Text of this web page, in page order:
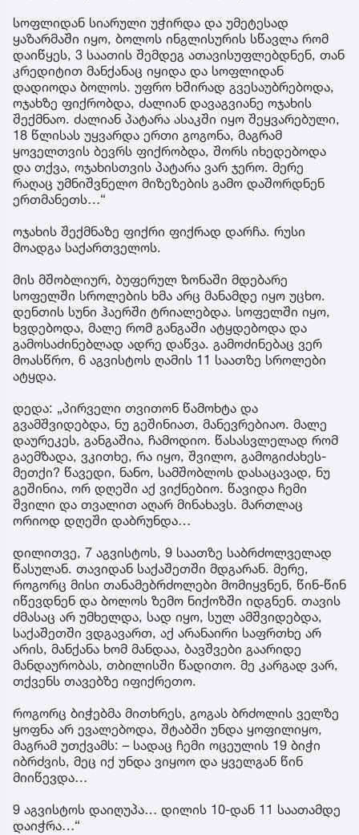
სოფლიდან სიარული უჭირდა და უმეტესად
ყაზარმაში იყო, ბოლოს ინგლისურის სწავლა რომ
დაიწყეს, 3 საათის შემდეგ ათავისუფლებდნენ, თან
კრედიტით მანქანაც იყიდა და სოფლიდან
დადიოდა ბოლოს. უფრო ხშირად გვესაუბრებოდა,
ოჯახზე ფიქრობდა, ძალიან დავაგვიანე ოჯახის
შექმნაო. ძალიან პატარა ასაკში იყო შეყვარებული,
18 წლისას უყვარდა ერთი გოგონა, მაგრამ
ყოველთვის ბევრს ფიქრობდა, შორს იხედებოდა
და თქვა, ოჯახისთვის პატარა ვარ ჯერო. მერე
რაღაც უმნიშვნელო მიზეზების გამო დაშორდნენ
ერთმანეთს…“
ოჯახის შექმნაზე ფიქრი ფიქრად დარჩა. რუსი
მოადგა საქართველოს.
მის მშობლიურ, ბუფერულ ზონაში მდებარე
სოფელში სროლების ხმა არც მანამდე იყო უცხო.
დენთის სუნი ჰაერში ტრიალებდა. სოფელში იყო,
ხვდებოდა, მალე რომ განგაში ატყდებოდა და
გამოსაძინებლად ადრე დაწვა. გამოძინებაც ვერ
მოასწრო, 6 აგვისტოს ღამის 11 საათზე სროლები
ატყდა.
დედა: „პირველი თვითონ წამოხტა და
გვამშვიდებდა, ნუ გეშინიათ, მანევრებიაო. მალე
დაურეკეს, განგაშია, ჩამოდიო. წასასვლელად რომ
გაემზადა, ვკითხე, რა იყო, შვილო, გამოგიძახეს-
მეთქი? წავედი, ნანო, სამშობლოს დასაცავად, ნუ
გეშინია, ორ დღეში აქ ვიქნებიო. წავიდა ჩემი
შვილი და თვალით აღარ მინახავს. მართლაც
ორიოდ დღეში დაბრუნდა…
დილითვე, 7 აგვისტოს, 9 საათზე საბრძოლველად
წასულან. თავიდან საქაშეთში მდგარან. მერე,
როგორც მისი თანამებრძოლები მომიყვნენ, წინ-წინ
იწევდნენ და ბოლოს ზემო ნიქოზში იდგნენ. თავის
ძმასაც არ უმხელდა, სად იყო, სულ ამშვიდებდა,
საქაშეთში ვდგავართ, აქ არანაირი საფრთხე არ
არის, მანქანა ხომ მანდაა, ბავშვები გაარიდე
მანდაურობას, თბილისში წადითო. მე კარგად ვარ,
თქვენს თავებზე იფიქრეთო.
როგორც ბიჭებმა მითხრეს, გოგას ბრძოლის ველზე
ყოფნა არ ევალებოდა, შტაბში უნდა ყოფილიყო,
მაგრამ უთქვამს: – სადაც ჩემი ოცეულის 19 ბიჭი
იბრძვის, მეც იქ უნდა ვიყოო და ყველგან წინ
მიიწევდა…
9 აგვისტოს დაიღუპა… დილის 10-დან 11 საათამდე
დაიჭრა…“